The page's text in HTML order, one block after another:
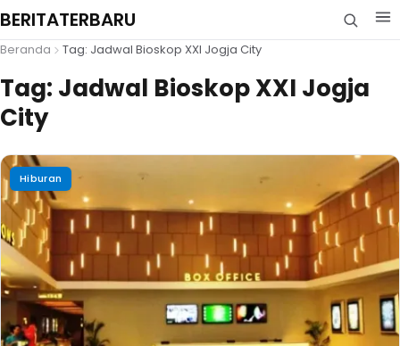
BERITATERBARU
Beranda Tag: Jadwal Bioskop XXI Jogja City
Tag: Jadwal Bioskop XXI Jogja
City
Hiburan